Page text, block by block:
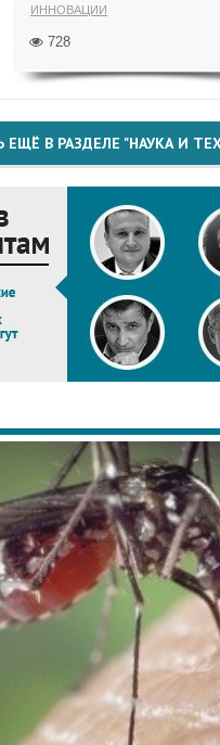
ИННОВАЦИИ
728
ЕЩЁ В РАЗДЕЛЕ "НАУКА И